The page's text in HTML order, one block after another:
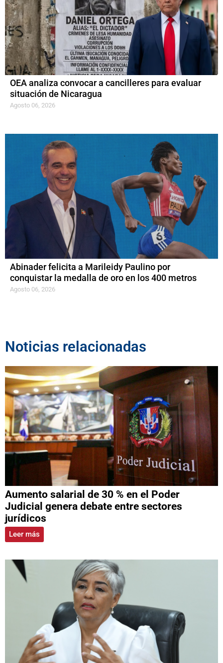
OEA analiza convocar a cancilleres para evaluar
situación de Nicaragua
Agosto 06, 2026
Abinader felicita a Marileidy Paulino por
conquistar la medalla de oro en los 400 metros
Agosto 06, 2026
Noticias relacionadas
Aumento salarial de 30 % en el Poder
Judicial genera debate entre sectores
jurídicos
Leer más